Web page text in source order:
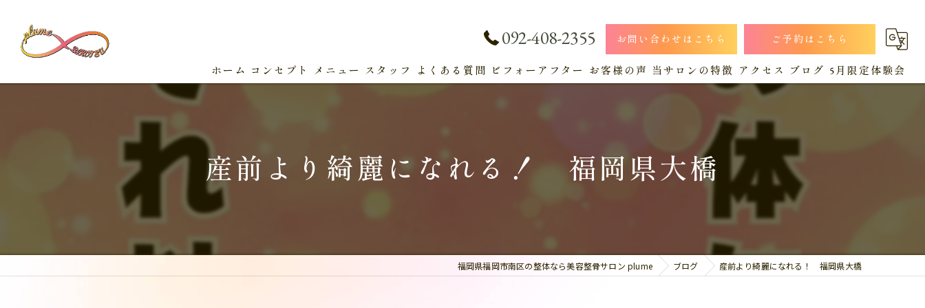
092-408-2355 お問い合わせはこちら ご予約はこちら
ホーム コンセプト メニュー スタッフ よくある質問 ビフォーアフター お客様の声 当サロンの特徴
肩こり
アクセス ブログ 5月限定体験会
産前より綺麗になれる！ 福岡県大橋
福岡県福岡市南区の整体なら美容整骨サロン plume ブログ 産前より綺麗になれる！ 福岡県大橋